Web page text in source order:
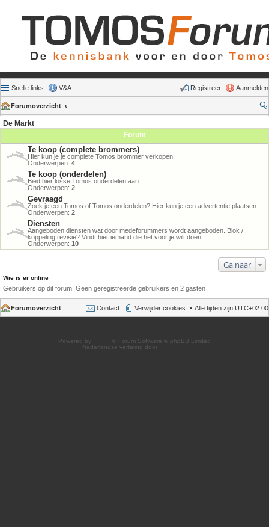
Snelle links V&A Aanmelden
Registreer
Forumoverzicht
De Markt
Forum
Te koop (complete brommers)
Hier kun je je complete Tomos brommer verkopen.
Onderwerpen: 4
Te koop (onderdelen)
Bied hier losse Tomos onderdelen aan.
Onderwerpen: 2
Gevraagd
Zoek je een Tomos of Tomos onderdelen? Hier kun je een advertentie plaatsen.
Onderwerpen: 2
Diensten
Aangeboden diensten wat door medeforummers wordt aangeboden. Blok /
koppeling revisie? Vindt hier iemand die het voor je wilt doen.
Onderwerpen: 10
Ga naar
Wie is er online
Gebruikers op dit forum: Geen geregistreerde gebruikers en 2 gasten
Forumoverzicht Alle tijden zijn UTC+02:00
Verwijder cookies
Contact
Powered by
® Forum Software © phpBB Limited
Nederlandse vertaling door
.